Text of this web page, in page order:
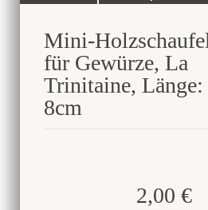
Mini-Holzschaufel
für Gewürze, La
Trinitaine, Länge:
8cm
2,00€